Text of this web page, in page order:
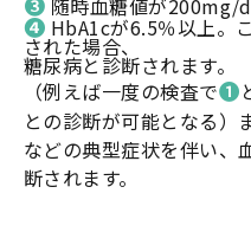
➍ HbA1cが6.5％以上。
された場合、
糖尿病と診断されます。
（例えば一度の検査で➊
との診断が可能となる）
などの典型症状を伴い、
断されます。